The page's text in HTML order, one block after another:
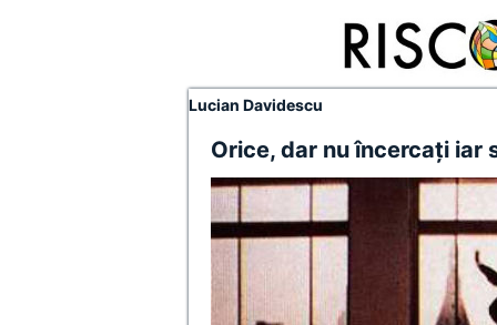
Lucian Davidescu
Orice, dar nu încercaţi iar